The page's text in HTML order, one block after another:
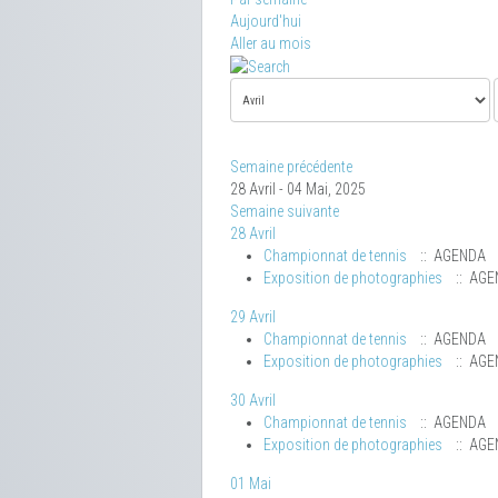
Aujourd'hui
Aller au mois
Semaine précédente
28 Avril - 04 Mai, 2025
Semaine suivante
28 Avril
Championnat de tennis
:: AGENDA
Exposition de photographies
::
29 Avril
Championnat de tennis
:: AGENDA
Exposition de photographies
::
30 Avril
Championnat de tennis
:: AGENDA
Exposition de photographies
::
01 Mai